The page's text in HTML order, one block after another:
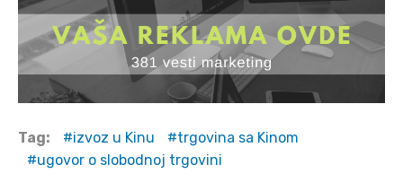
Tag: izvoz u Kinu
trgovina sa Kinom
ugovor o slobodnoj trgovini